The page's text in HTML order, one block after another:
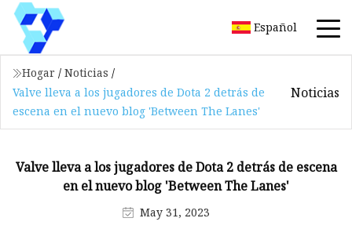
Español
Hogar / Noticias /
Valve lleva a los jugadores de Dota 2 detrás de
escena en el nuevo blog 'Between The Lanes'
Noticias
Valve lleva a los jugadores de Dota 2 detrás de escena
en el nuevo blog 'Between The Lanes'
May 31, 2023